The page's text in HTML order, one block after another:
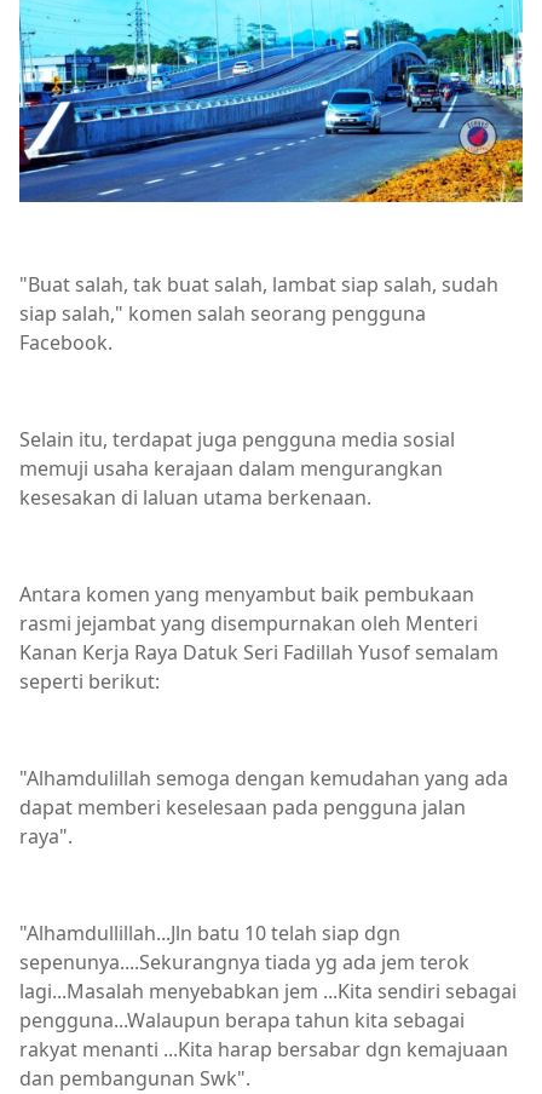
"Buat salah, tak buat salah, lambat siap salah, sudah
siap salah," komen salah seorang pengguna
Facebook.
Selain itu, terdapat juga pengguna media sosial
memuji usaha kerajaan dalam mengurangkan
kesesakan di laluan utama berkenaan.
Antara komen yang menyambut baik pembukaan
rasmi jejambat yang disempurnakan oleh Menteri
Kanan Kerja Raya Datuk Seri Fadillah Yusof semalam
seperti berikut:
"Alhamdulillah semoga dengan kemudahan yang ada
dapat memberi keselesaan pada pengguna jalan
raya".
"Alhamdullillah...Jln batu 10 telah siap dgn
sepenunya....Sekurangnya tiada yg ada jem terok
lagi...Masalah menyebabkan jem ...Kita sendiri sebagai
pengguna...Walaupun berapa tahun kita sebagai
rakyat menanti ...Kita harap bersabar dgn kemajuaan
dan pembangunan Swk".